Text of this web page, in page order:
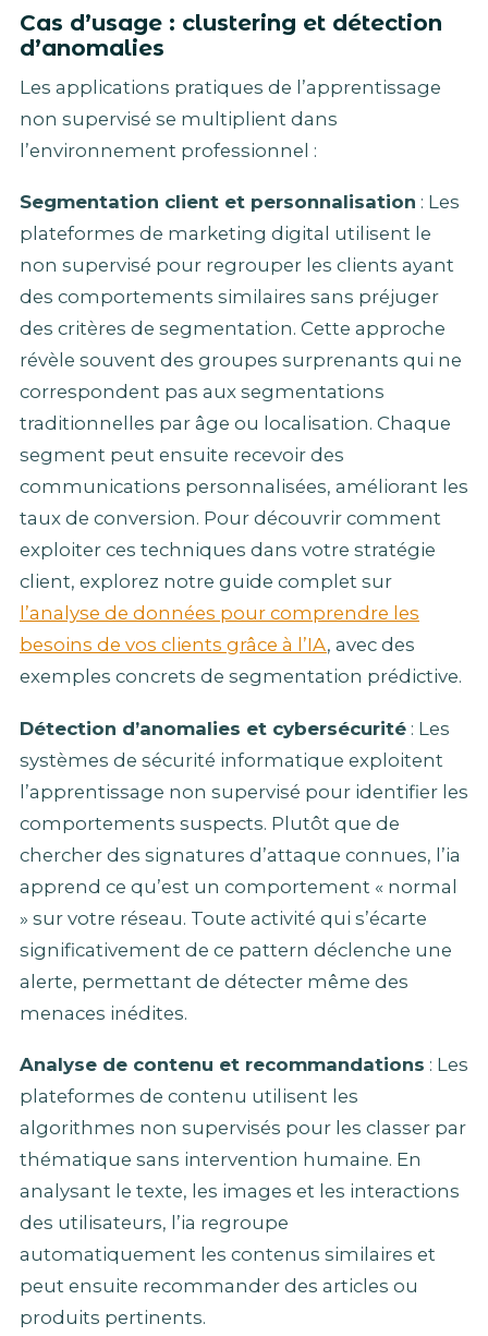
Cas d’usage : clustering et détection
d’anomalies
Les applications pratiques de l’apprentissage
non supervisé se multiplient dans
l’environnement professionnel :
Segmentation client et personnalisation : Les
plateformes de marketing digital utilisent le
non supervisé pour regrouper les clients ayant
des comportements similaires sans préjuger
des critères de segmentation. Cette approche
révèle souvent des groupes surprenants qui ne
correspondent pas aux segmentations
traditionnelles par âge ou localisation. Chaque
segment peut ensuite recevoir des
communications personnalisées, améliorant les
taux de conversion. Pour découvrir comment
exploiter ces techniques dans votre stratégie
client, explorez notre guide complet sur
l’analyse de données pour comprendre les
besoins de vos clients grâce à l’IA, avec des
exemples concrets de segmentation prédictive.
Détection d’anomalies et cybersécurité : Les
systèmes de sécurité informatique exploitent
l’apprentissage non supervisé pour identifier les
comportements suspects. Plutôt que de
chercher des signatures d’attaque connues, l’ia
apprend ce qu’est un comportement « normal
» sur votre réseau. Toute activité qui s’écarte
significativement de ce pattern déclenche une
alerte, permettant de détecter même des
menaces inédites.
Analyse de contenu et recommandations : Les
plateformes de contenu utilisent les
algorithmes non supervisés pour les classer par
thématique sans intervention humaine. En
analysant le texte, les images et les interactions
des utilisateurs, l’ia regroupe
automatiquement les contenus similaires et
peut ensuite recommander des articles ou
produits pertinents.